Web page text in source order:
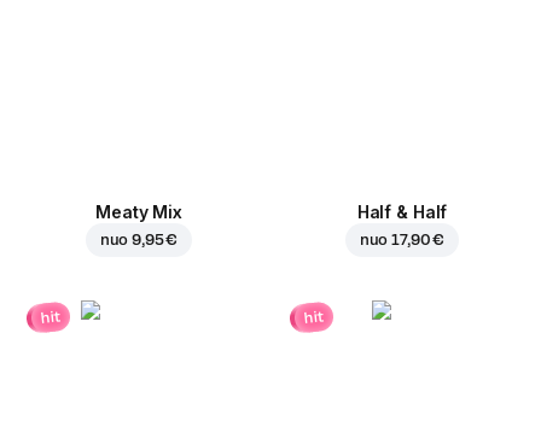
Meaty Mix
nuo9,95 €
Half & Half
nuo17,90 €
hit hit